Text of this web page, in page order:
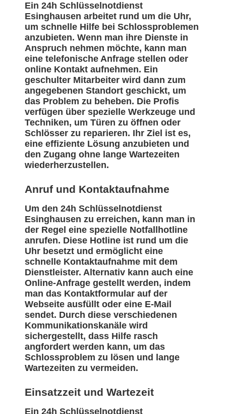
Ein 24h Schlüsselnotdienst
Esinghausen arbeitet rund um die Uhr,
um schnelle Hilfe bei Schlossproblemen
anzubieten. Wenn man ihre Dienste in
Anspruch nehmen möchte, kann man
eine telefonische Anfrage stellen oder
online Kontakt aufnehmen. Ein
geschulter Mitarbeiter wird dann zum
angegebenen Standort geschickt, um
das Problem zu beheben. Die Profis
verfügen über spezielle Werkzeuge und
Techniken, um Türen zu öffnen oder
Schlösser zu reparieren. Ihr Ziel ist es,
eine effiziente Lösung anzubieten und
den Zugang ohne lange Wartezeiten
wiederherzustellen.
Anruf und Kontaktaufnahme
Um den 24h Schlüsselnotdienst
Esinghausen zu erreichen, kann man in
der Regel eine spezielle Notfallhotline
anrufen. Diese Hotline ist rund um die
Uhr besetzt und ermöglicht eine
schnelle Kontaktaufnahme mit dem
Dienstleister. Alternativ kann auch eine
Online-Anfrage gestellt werden, indem
man das Kontaktformular auf der
Webseite ausfüllt oder eine E-Mail
sendet. Durch diese verschiedenen
Kommunikationskanäle wird
sichergestellt, dass Hilfe rasch
angfordert werden kann, um das
Schlossproblem zu lösen und lange
Wartezeiten zu vermeiden.
Einsatzzeit und Wartezeit
Ein 24h Schlüsselnotdienst